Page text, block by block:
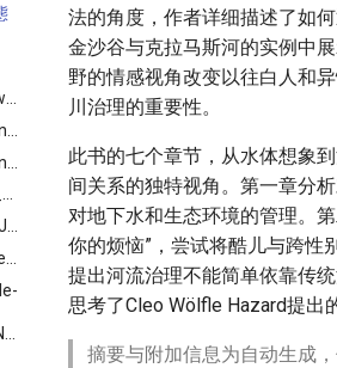
Castration_fever_On_trans_China_and_psychoanalysis
法的角度，作者详细描述了如
金沙谷与克拉马斯河的实例中
野的情感视角改变以往白人和
川治理的重要性。
此书的七个章节，从水体想象
间关系的独特视角。第一章分
对地下水和生态环境的管理。
你的烦恼”，尝试将酷儿与跨性
提出河流治理不能简单依靠传
思考了Cleo Wölfle Hazard提出
摘要与附加信息为自动生成